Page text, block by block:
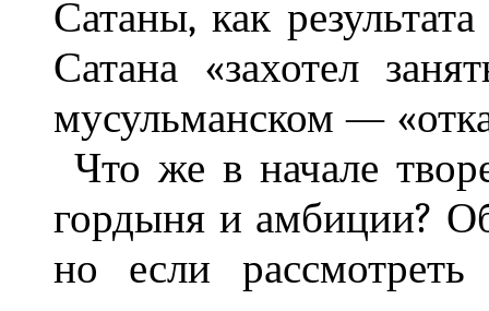
Сатаны, как
Сатана «захотел
мусульманском —
Что же в начале
гордыня и амбиции?
но если